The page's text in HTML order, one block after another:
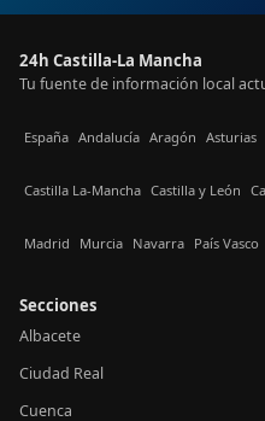
24h Castilla-La Mancha
Tu fuente de información local
España Andalucía Aragón Asturias
Castilla La-Mancha Castilla y León
Madrid Murcia Navarra País Vasco
Secciones
Albacete
Ciudad Real
Cuenca